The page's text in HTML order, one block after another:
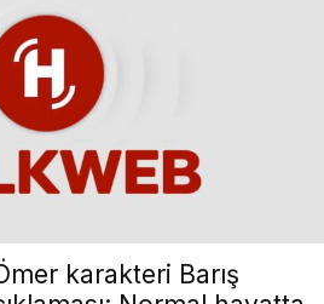
karakteri Barış